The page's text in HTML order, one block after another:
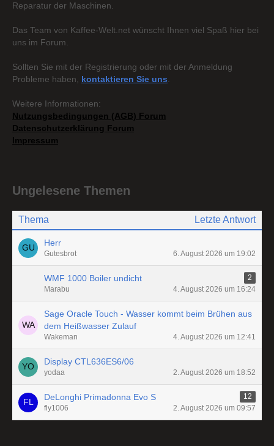
Reparatur der Maschinen.
Das Team von Kaffee-Welt.net wünscht Ihnen viel Spaß hier bei
uns im Forum.
Sollten Sie mit der Registrierung oder mit der Anmeldung
Probleme haben, kontaktieren Sie uns
Weitere Informationen:
Nutzungsbedingungen (AGB) Forum
Datenschutzerklärung Forum
Impressum
Ungelesene Themen
Thema Letzte Antwort
Herr
Gutesbrot 6. August 2026 um 19:02
WMF 1000 Boiler undicht
2
Marabu
4. August 2026 um 16:24
Sage Oracle Touch - Wasser kommt beim Brühen aus
dem Heißwasser Zulauf
Wakeman 4. August 2026 um 12:41
Display CTL636ES6/06
yodaa 2. August 2026 um 18:52
DeLonghi Primadonna Evo S
12
fly1006
2. August 2026 um 09:57